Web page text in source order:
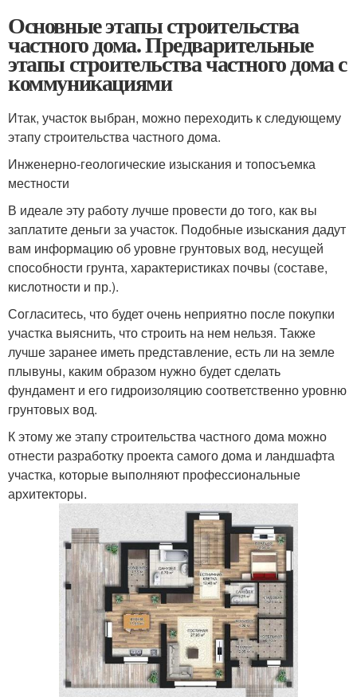
Основные этапы строительства
частного дома. Предварительные
этапы строительства частного дома с
коммуникациями
Итак, участок выбран, можно переходить к следующему
этапу строительства частного дома.
Инженерно-геологические изыскания и топосъемка
местности
В идеале эту работу лучше провести до того, как вы
заплатите деньги за участок. Подобные изыскания дадут
вам информацию об уровне грунтовых вод, несущей
способности грунта, характеристиках почвы (составе,
кислотности и пр.).
Согласитесь, что будет очень неприятно после покупки
участка выяснить, что строить на нем нельзя. Также
лучше заранее иметь представление, есть ли на земле
плывуны, каким образом нужно будет сделать
фундамент и его гидроизоляцию соответственно уровню
грунтовых вод.
К этому же этапу строительства частного дома можно
отнести разработку проекта самого дома и ландшафта
участка, которые выполняют профессиональные
архитекторы.